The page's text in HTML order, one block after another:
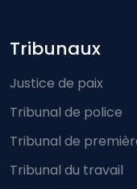
Footer-
Tribunaux
Justice de paix
Tribunal de police
Tribunal de
Tribunal du travail